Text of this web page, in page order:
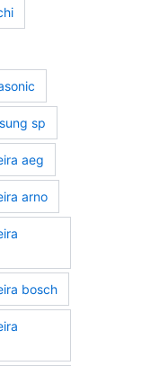
sp
aeg
arno
bosch